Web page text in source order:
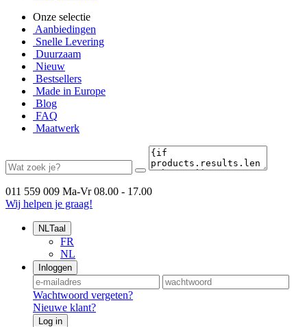
Onze selectie
Aanbiedingen
Snelle Levering
Duurzaam
Nieuw
Bestsellers
Made in Europe
Blog
FAQ
Maatwerk
011 559 009 Ma-Vr 08.00 - 17.00
Wij helpen je graag!
NLTaal
FR
NL
Inloggen
Wachtwoord vergeten?
Nieuwe klant?
Log in